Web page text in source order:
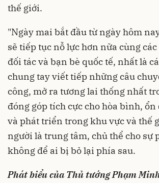
thế giới.
"Ngày mai bắt đầu từ ngày hôm
sẽ tiếp tục nỗ lực hơn nữa cùng
đối tác và bạn bè quốc tế, nhất là
chung tay viết tiếp những câu
công, mở ra tương lai thống nhất
đóng góp tích cực cho hòa bình,
và phát triển trong khu vực và thế
người là trung tâm, chủ thể cho sự
không để ai bị bỏ lại phía sau.
Phát biểu của Thủ tướng Phạm